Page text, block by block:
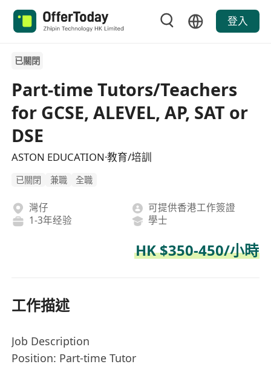
登入
已關閉
Part-time Tutors/Teachers
for GCSE, ALEVEL, AP, SAT or
DSE
ASTON EDUCATION·教育/培訓
已關閉 兼職 全職
灣仔
可提供香港工作簽證
1-3年经验
學士
HK $350-450/小時
工作描述
Job Description
Position: Part-time Tutor